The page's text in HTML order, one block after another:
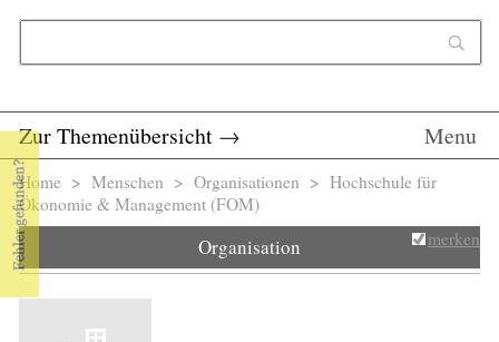
Zur Themenübersicht → Menu
Sie sind hier
Home > Menschen > Organisationen > Hochschule für
Ökonomie & Management (FOM)
Organisation merken